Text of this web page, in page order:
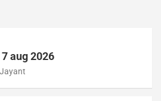
aug 2026